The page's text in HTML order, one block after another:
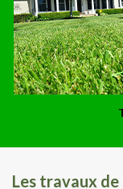
Les travaux de